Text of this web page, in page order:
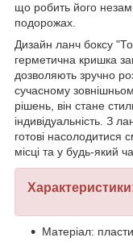
що робить його
подорожах.
Дизайн ланч боксу
герметична кришка
дозволяють зручно
сучасному
рішень, він стане
індивідуальність. З
готові
місці та у будь-який
Матеріал: